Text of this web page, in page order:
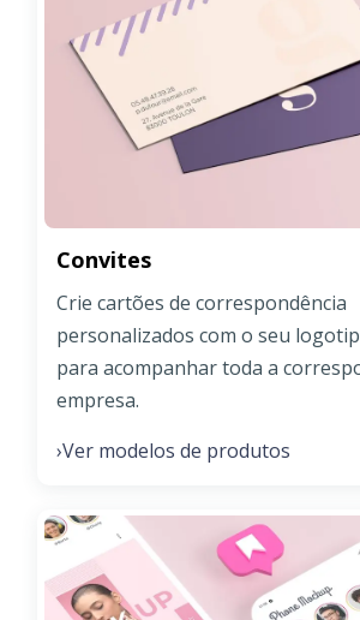
Convites
Crie cartões de correspondência
personalizados com o seu
para acompanhar toda a
empresa.
›Ver modelos de produtos